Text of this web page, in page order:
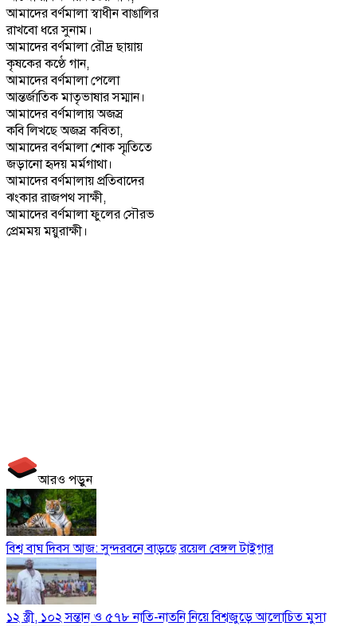
আমাদের বর্ণমালা স্বাধীন বাঙালির
রাখবো ধরে সুনাম।
আমাদের বর্ণমালা রৌদ্র ছায়ায়
কৃষকের কণ্ঠে গান,
আমাদের বর্ণমালা পেলো
আন্তর্জাতিক মাতৃভাষার সম্মান।
আমাদের বর্ণমালায় অজস্র
কবি লিখছে অজস্র কবিতা,
আমাদের বর্ণমালা শোক স্মৃতিতে
জড়ানো হৃদয় মর্মগাথা।
আমাদের বর্ণমালায় প্রতিবাদের
ঝংকার রাজপথ সাক্ষী,
আমাদের বর্ণমালা ফুলের সৌরভ
প্রেমময় ময়ুরাক্ষী।
আরও পড়ুন
বিশ্ব বাঘ দিবস আজ: সুন্দরবনে বাড়ছে রয়েল বেঙ্গল টাইগার
১২ স্ত্রী, ১০২ সন্তান ও ৫৭৮ নাতি-নাতনি নিয়ে বিশ্বজুড়ে আলোচিত মুসা